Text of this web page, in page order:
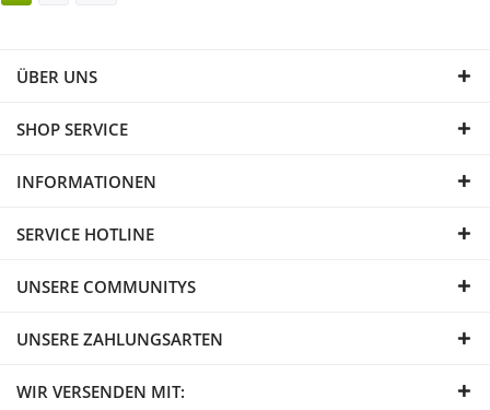
ÜBER UNS
SHOP SERVICE
INFORMATIONEN
SERVICE HOTLINE
UNSERE COMMUNITYS
UNSERE ZAHLUNGSARTEN
WIR VERSENDEN MIT: